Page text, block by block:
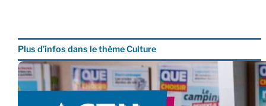
Plus d’infos dans le thème Culture